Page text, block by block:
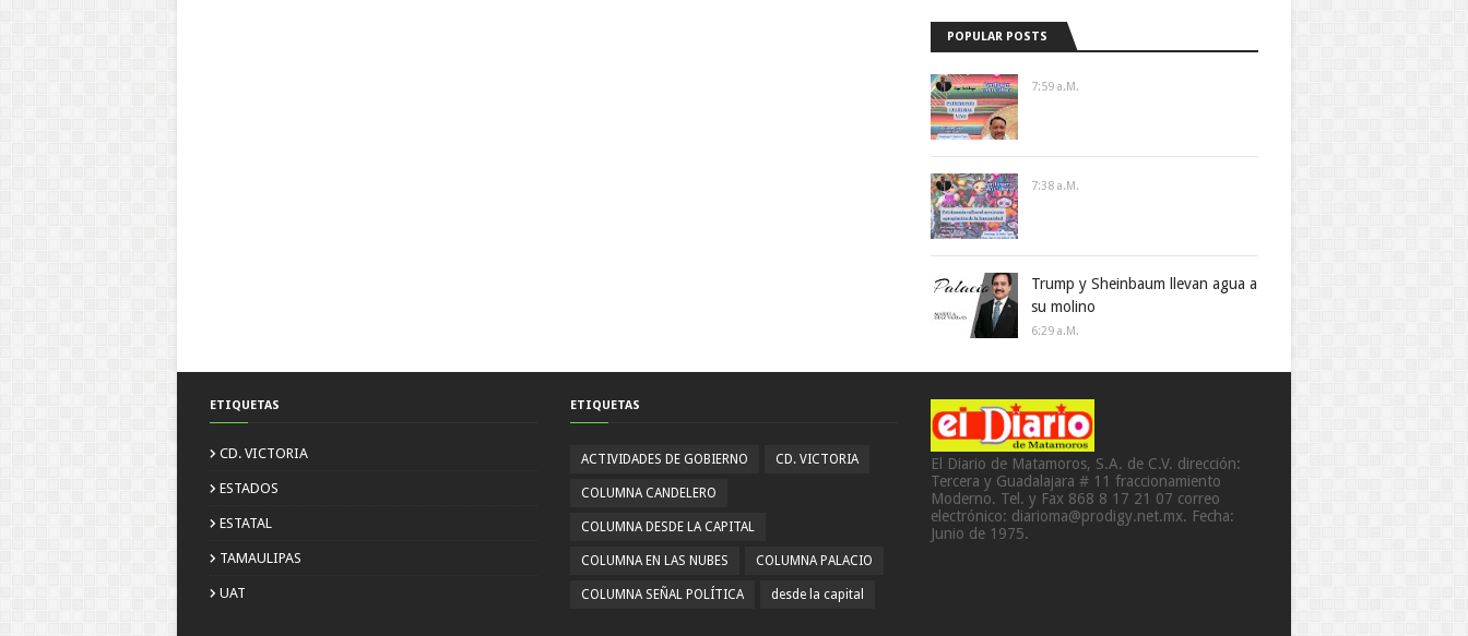
POPULAR POSTS
7:59 A.m.
7:38 A.m.
Trump y Sheinbaum llevan agua a
su molino
6:29 A.m.
ETIQUETAS
CD. VICTORIA
ESTADOS
ESTATAL
TAMAULIPAS
UAT
ETIQUETAS
ACTIVIDADES DE GOBIERNO CD. VICTORIA
COLUMNA CANDELERO
COLUMNA DESDE LA CAPITAL
COLUMNA EN LAS NUBES COLUMNA PALACIO
COLUMNA SEÑAL POLÍTICA desde la capital
El Diario de Matamoros, S.A. de C.V. dirección:
Tercera y Guadalajara # 11 fraccionamiento
Moderno. Tel. y Fax 868 8 17 21 07 correo
electrónico: diarioma@prodigy.net.mx. Fecha:
Junio de 1975.